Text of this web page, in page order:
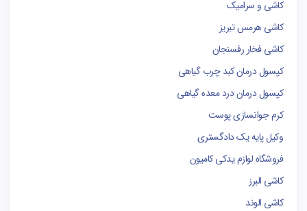
کاشی و سرامیک
کاشی هرمس تبریز
کاشی فخار رفسنجان
کپسول درمان کبد چرب گیاهی
کپسول درمان درد معده گیاهی
کرم جوانسازی پوست
وکیل پایه یک دادگستری
فروشگاه لوازم یدکی کامیون
کاشی البرز
کاشی الوند